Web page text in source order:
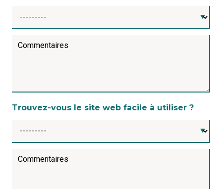
Commentaires
Trouvez-vous le site web facile à utiliser ?
Commentaires